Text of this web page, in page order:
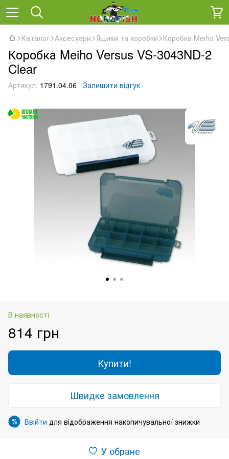
Каталог Аксесуари Ящики та коробки Коробка Meiho
Коробка Meiho Versus VS-3043ND-2
Clear
Артикул: 1791.04.06 Залишити відгук
В наявності
814 грн
Купити!
Швидке замовлення
% Ввійти для відображення накопичувальної знижки
У обране